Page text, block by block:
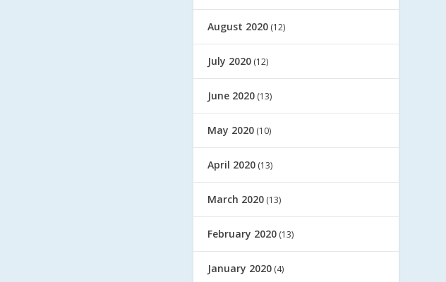
August 2020 (12)
July 2020 (12)
June 2020 (13)
May 2020 (10)
April 2020 (13)
March 2020 (13)
February 2020 (13)
January 2020 (4)